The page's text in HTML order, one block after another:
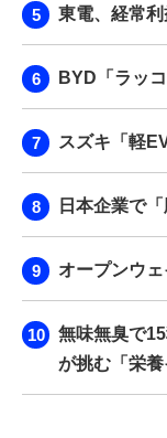
東電、経常
BYD「ラッ
スズキ「軽
日本企業で
オープンウ
無味無臭で
が挑む「栄